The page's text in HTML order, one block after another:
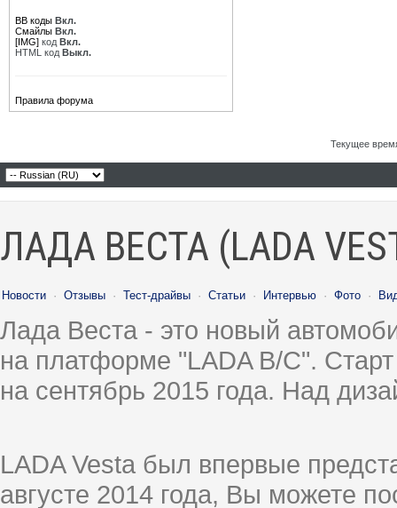
BB коды Вкл.
Смайлы Вкл.
[IMG] код Вкл.
HTML код Выкл.
Правила форума
Текущее
ЛАДА ВЕСТА (LADA
Новости · Отзывы · Тест-драйвы · Статьи · Интервью · Фото ·
Лада Веста - это новый
на платформе "LADA B/C".
на сентябрь 2015 года. Над
LADA Vesta был впервые
августе 2014 года, Вы можете